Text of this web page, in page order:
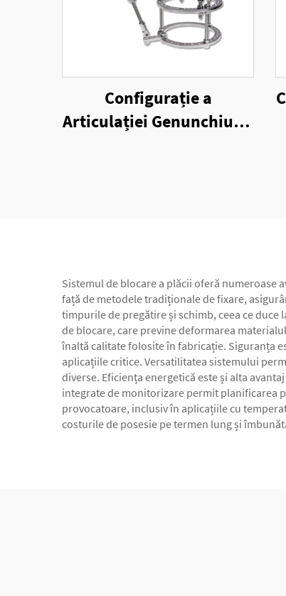
Configurație a
Articulației Genunchiului
Sistemul de blocare a plăcii oferă numeroase
față de metodele tradiționale de fixare,
timpurile de pregătire și schimb, ceea ce
de blocare, care previne deformarea
înaltă calitate folosite în fabricație. Siguranța
aplicațiile critice. Versatilitatea sistemului
diverse. Eficiența energetică este și alta
integrate de monitorizare permit planificarea
provocatoare, inclusiv în aplicațiile cu
costurile de posesie pe termen lung și